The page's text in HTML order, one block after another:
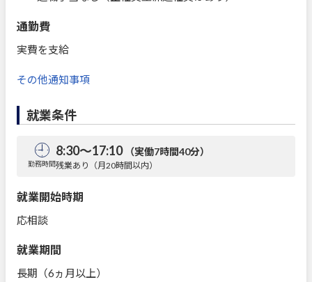
通勤費
実費を支給
その他通知事項
就業条件
勤務時間
8:30～17:10 （実働7時間40分）
残業あり（月20時間以内）
就業開始時期
応相談
就業期間
長期（6ヵ月以上）